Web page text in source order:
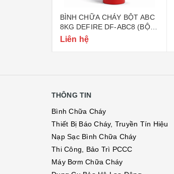
BÌNH CHỮA CHÁY BỘT ABC
8KG DEFIRE DF-ABC8 (BỘ
CÔNG AN)
Liên hệ
THÔNG TIN
Bình Chữa Cháy
Thiết Bị Báo Cháy, Truyền Tín Hiệu
Nạp Sạc Bình Chữa Cháy
Thi Công, Bảo Trì PCCC
Máy Bơm Chữa Cháy